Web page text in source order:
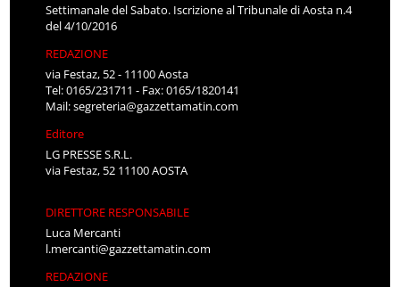
Settimanale del Sabato. Iscrizione al Tribunale di Aosta n.4
del 4/10/2016
REDAZIONE
via Festaz, 52 - 11100 Aosta
Tel: 0165/231711 - Fax: 0165/1820141
Mail:segreteria@gazzettamatin.com
Editore
LG PRESSE S.R.L.
via Festaz, 52 11100 AOSTA
DIRETTORE RESPONSABILE
Luca Mercanti
l.mercanti@gazzettamatin.com
REDAZIONE